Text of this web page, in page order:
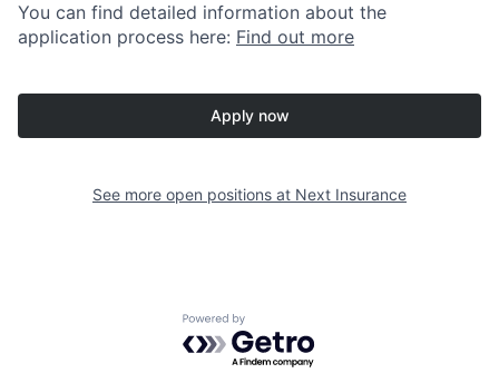
You can find detailed information about the
application process here: Find out more
Apply now
See more open positions at Next Insurance
Powered by Getro.com